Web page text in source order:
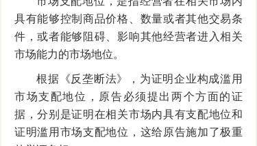
具有能够控制商品价格、数量或者其他交易条
件，或者能够阻碍、影响其他经营者进入相关
市场能力的市场地位。
根据《反垄断法》，为证明企业构成滥用
市场支配地位，原告必须提出两个方面的证
据，分别是证明在相关市场内具有支配地位和
证明滥用市场支配地位，这给原告施加了极重